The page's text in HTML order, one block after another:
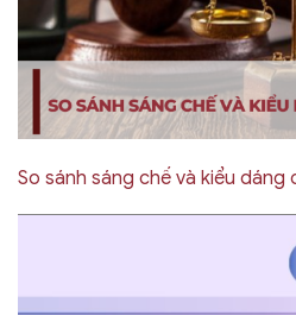
So sánh sáng chế và kiểu